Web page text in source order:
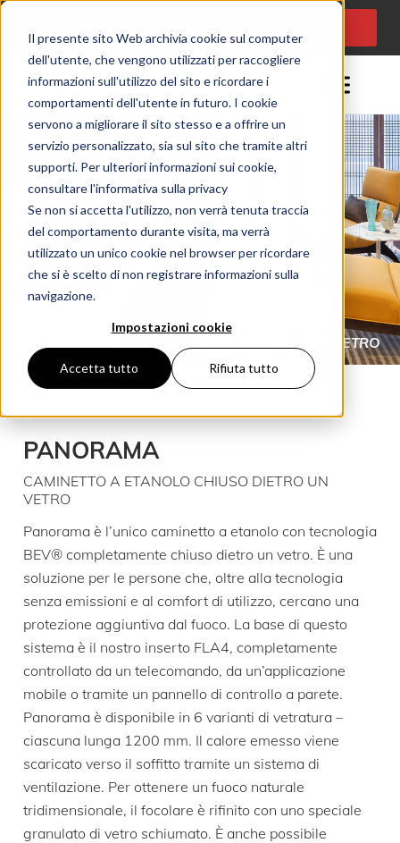
Il presente sito Web archivia cookie sul computer
dell'utente, che vengono utilizzati per raccogliere
informazioni sull'utilizzo del sito e ricordare i
comportamenti dell'utente in futuro. I cookie
servono a migliorare il sito stesso e a offrire un
servizio personalizzato, sia sul sito che tramite altri
supporti. Per ulteriori informazioni sui cookie,
consultare l'informativa sulla privacy
Se non si accetta l'utilizzo, non verrà tenuta traccia
del comportamento durante visita, ma verrà
utilizzato un unico cookie nel browser per ricordare
che si è scelto di non registrare informazioni sulla
navigazione.
Impostazioni cookie
Accetta tutto Rifiuta tutto
PROGETTUALE
L’UNICO CAMINETTO BIO DIETRO UN VETRO
CAMINETTI A ETANOLO PER INTERNI (IT) PANORAMA (IT)
PANORAMA
CAMINETTO A ETANOLO CHIUSO DIETRO UN
VETRO
Panorama è l’unico caminetto a etanolo con tecnologia
BEV® completamente chiuso dietro un vetro. È una
soluzione per le persone che, oltre alla tecnologia
senza emissioni e al comfort di utilizzo, cercano una
protezione aggiuntiva dal fuoco. La base di questo
sistema è il nostro inserto FLA4, completamente
controllato da un telecomando, da un’applicazione
mobile o tramite un pannello di controllo a parete.
Panorama è disponibile in 6 varianti di vetratura –
ciascuna lunga 1200 mm. Il calore emesso viene
scaricato verso il soffitto tramite un sistema di
ventilazione. Per ottenere un fuoco naturale
tridimensionale, il focolare è rifinito con uno speciale
granulato di vetro schiumato. È anche possibile